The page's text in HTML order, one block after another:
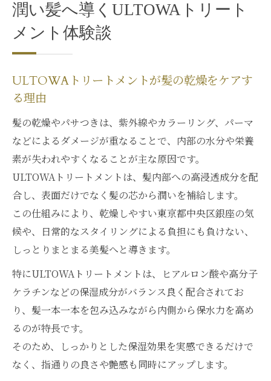
ウルトワトリートメントはどんな髪悩みに
最適か解説
ツヤと手触りを叶える新感覚ケアの秘密
ヤ髪体験
手触りが変わるULTOWAトリートメントの
秘密に迫る
ウルトワトリートメントと髪質改善サロン
髪の内部から補修するULTOWAトリートメ
ント技術
の仕組み
髪の乾燥に悩む女性へ贈る保湿アプローチ
ULTOWAトリートメントの保湿力が支持さ
れる理由
髪の乾燥対策にULTOWAトリートメントを
潤い髪へ導くULTOWAトリート
メント体験談
ULTOWAトリートメントが髪の乾燥をケアす
る理由
髪の乾燥やパサつきは、紫外線やカラーリング、パーマ
などによるダメージが重なることで、内部の水分や栄養
素が失われやすくなることが主な原因です。
ULTOWAトリートメントは、髪内部への高浸透成分を配
合し、表面だけでなく髪の芯から潤いを補給します。
この仕組みにより、乾燥しやすい東京都中央区銀座の気
候や、日常的なスタイリングによる負担にも負けない、
しっとりまとまる美髪へと導きます。
特にULTOWAトリートメントは、ヒアルロン酸や高分子
ケラチンなどの保湿成分がバランス良く配合されてお
り、髪一本一本を包み込みながら内側から保水力を高め
るのが特長です。
そのため、しっかりとした保湿効果を実感できるだけで
なく、指通りの良さや艶感も同時にアップします。